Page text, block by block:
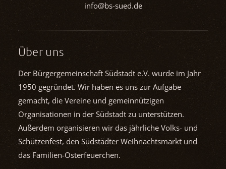
info@bs-sued.de
Über uns
Der Bürgergemeinschaft Südstadt e.V. wurde im Jahr
1950 gegründet. Wir haben es uns zur Aufgabe
gemacht, die Vereine und gemein­nützigen
Organisationen in der Südstadt zu unterstützen.
Außerdem organisieren wir das jährliche Volks- und
Schützenfest, den Südstädter Weihnachts­markt und
das Familien-Osterfeuerchen.